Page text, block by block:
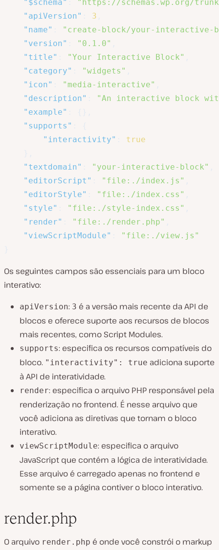
"$schema"
"https://schemas.wp.org/
"apiVersion"
3
"name"
"create-block/your-interactive-
"version"
"0.1.0"
"title"
"Your Interactive Block"
"category"
"widgets"
"icon"
"media-interactive"
"description"
"An interactive block
"example"
"supports"
"interactivity"
true
"textdomain"
"your-interactive-block"
"editorScript"
"file:./index.js"
"editorStyle"
"file:./index.css"
"style"
"file:./style-index.css"
"render"
"file:./render.php"
"viewScriptModule"
"file:./view.js"
Os seguintes campos são essenciais para um bloco
interativo:
apiVersion: 3 é a versão mais recente da API de
blocos e oferece suporte aos recursos de blocos
mais recentes, como Script Modules.
supports: especifica os recursos compatíveis do
bloco. "interactivity": true adiciona suporte
à API de interatividade.
render: especifica o arquivo PHP responsável pela
renderização no frontend. É nesse arquivo que
você adiciona as diretivas que tornam o bloco
interativo.
viewScriptModule: especifica o arquivo
JavaScript que contém a lógica de interatividade.
Esse arquivo é carregado apenas no frontend e
somente se a página contiver o bloco interativo.
render.php
O arquivo render.php é onde você constrói o markup